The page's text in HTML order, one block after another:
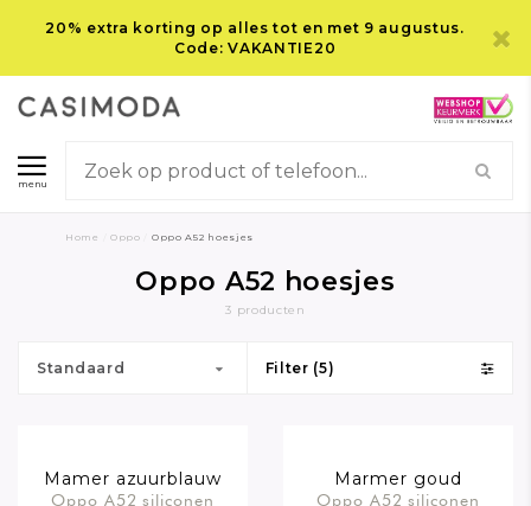
20% extra korting op alles tot en met 9 augustus.
Code: VAKANTIE20
menu
Home Oppo Oppo A52 hoesjes
Oppo A52 hoesjes
3 producten
Standaard Filter (5)
Mamer azuurblauw
Oppo A52 siliconen
Marmer goud
Oppo A52 siliconen